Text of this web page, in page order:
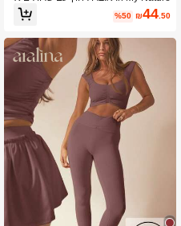
רוכים בצבע ניגודי עם רוכסן ומחשוף חצי
לחוץ לנשים
₪44.50
%50